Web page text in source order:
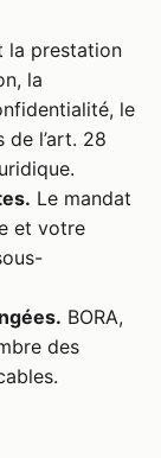
la prestation
la
le
l’art. 28
Le mandat
et votre
BORA,
des